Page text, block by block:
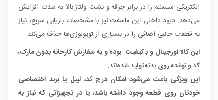
الکتریکی سیستم را در برابر جرقه و نشت ولتاژ بالا به شدت افزایش
می‌دهد. دیود داخلی این ماسفت نیز با مشخصات بازیابی سریع، نیاز
به قطعات جانبی اضافی را در بسیاری از توپولوژی‌ها حذف می‌کند.
این کالا اورجینال و باکیفیت بوده و به سفارش کارخانه بدون مارک،
کد و نوشته روی بدنه تولید شده‌اند.
این ویژگی باعث می‌شود امکان درج کد، لیبل یا برند اختصاصی
خودتان روی قطعه وجود داشته باشد، یا در تجهیزاتی که نیاز به